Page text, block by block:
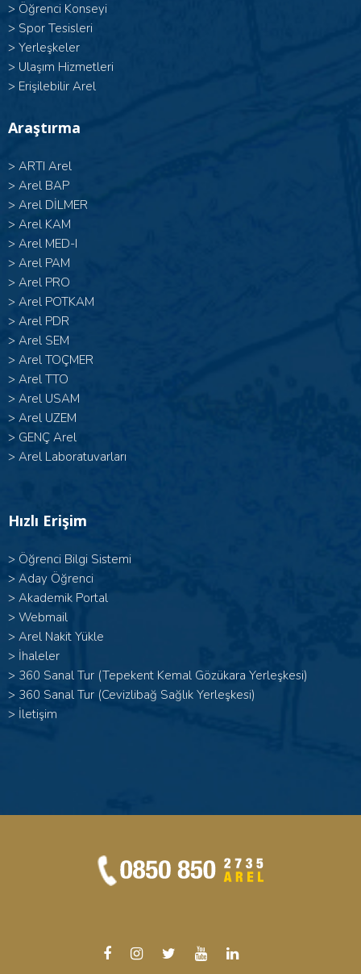
> Öğrenci Konseyi
> Spor Tesisleri
> Yerleşkeler
> Ulaşım Hizmetleri
> Erişilebilir Arel
Araştırma
> ARTI Arel
> Arel BAP
> Arel DİLMER
> Arel KAM
> Arel MED-I
> Arel PAM
> Arel PRO
> Arel POTKAM
> Arel PDR
> Arel SEM
> Arel TOÇMER
> Arel TTO
> Arel USAM
> Arel UZEM
> GENÇ Arel
> Arel Laboratuvarları
Hızlı Erişim
> Öğrenci Bilgi Sistemi
> Aday Öğrenci
> Akademik Portal
> Webmail
> Arel Nakit Yükle
> İhaleler
> 360 Sanal Tur (Tepekent Kemal Gözükara Yerleşkesi)
> 360 Sanal Tur (Cevizlibağ Sağlık Yerleşkesi)
> İletişim